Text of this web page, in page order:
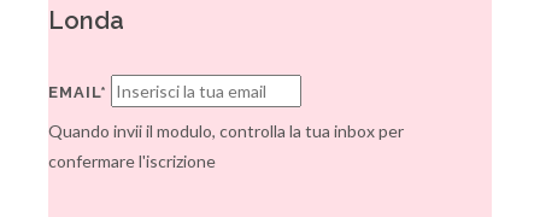
Londa
EMAIL*
Quando invii il modulo, controlla la tua inbox per
confermare l'iscrizione